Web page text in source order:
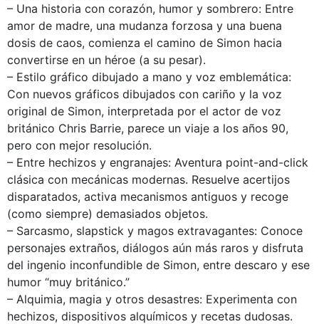
– Una historia con corazón, humor y sombrero: Entre
amor de madre, una mudanza forzosa y una buena
dosis de caos, comienza el camino de Simon hacia
convertirse en un héroe (a su pesar).
– Estilo gráfico dibujado a mano y voz emblemática:
Con nuevos gráficos dibujados con cariño y la voz
original de Simon, interpretada por el actor de voz
británico Chris Barrie, parece un viaje a los años 90,
pero con mejor resolución.
– Entre hechizos y engranajes: Aventura point-and-click
clásica con mecánicas modernas. Resuelve acertijos
disparatados, activa mecanismos antiguos y recoge
(como siempre) demasiados objetos.
– Sarcasmo, slapstick y magos extravagantes: Conoce
personajes extraños, diálogos aún más raros y disfruta
del ingenio inconfundible de Simon, entre descaro y ese
humor “muy británico.”
– Alquimia, magia y otros desastres: Experimenta con
hechizos, dispositivos alquímicos y recetas dudosas.